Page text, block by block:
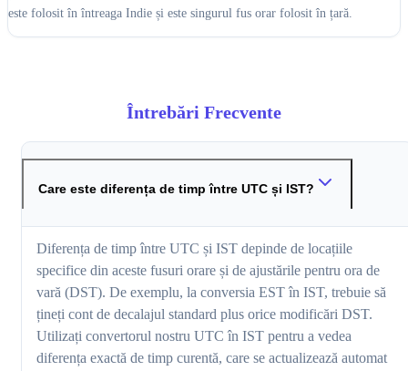
este folosit în întreaga Indie și este singurul fus orar folosit în țară.
Întrebări Frecvente
Care este diferența de timp între UTC și IST?
Diferența de timp între UTC și IST depinde de locațiile
specifice din aceste fusuri orare și de ajustările pentru ora de
vară (DST). De exemplu, la conversia EST în IST, trebuie să
țineți cont de decalajul standard plus orice modificări DST.
Utilizați convertorul nostru UTC în IST pentru a vedea
diferența exactă de timp curentă, care se actualizează automat